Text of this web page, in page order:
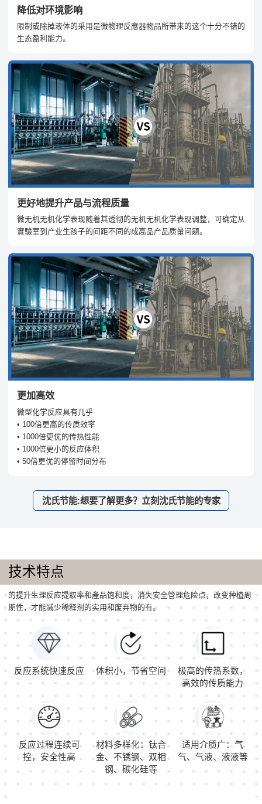
降低对环境影响
限制或除掉液体的采用是微物理反應器物品所带来的这个十分不错的
生态盈利能力。
更好地提升产品与流程质量
微无机无机化学表现随着其透彻的无机无机化学表现调整，可确定从
實驗室到产业生孩子的间距不同的成高品产品质量问题。
更加高效
微型化学反应具有几乎
• 100倍更高的传质效率
• 1000倍更优的传热性能
• 1000倍更小的反应体积
• 50倍更优的停留时间分布
沈氏节能:想要了解更多？立刻沈氏节能的专家
技术特点
的提升生理反应提取率和產品饱和度，消失安全管理危险点，改变种植周
期性，才能减少稀释剂的实用和废弃物的有。
反应系统快速反应 体积小，节省空间
极高的传热系数，
高效的传质能力
反应过程连续可
控，安全性高
材料多样化：钛合
金、不锈钢、双相
钢、碳化硅等
适用介质广：气
气、气液、液液等